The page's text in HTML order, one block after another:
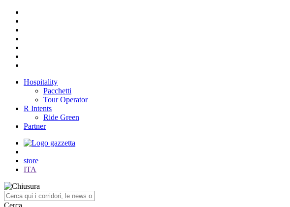
Hospitality
Pacchetti
Tour Operator
R Intents
Ride Green
Partner
store
ITA
Cerca